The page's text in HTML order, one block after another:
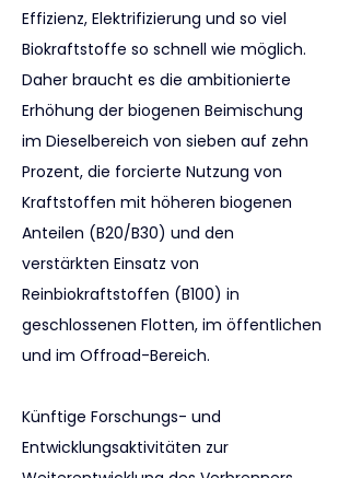
Effizienz, Elektrifizierung und so viel
Biokraftstoffe so schnell wie möglich.
Daher braucht es die ambitionierte
Erhöhung der biogenen Beimischung
im Dieselbereich von sieben auf zehn
Prozent, die forcierte Nutzung von
Kraftstoffen mit höheren biogenen
Anteilen (B20/B30) und den
verstärkten Einsatz von
Reinbiokraftstoffen (B100) in
geschlossenen Flotten, im öffentlichen
und im Offroad-Bereich.
Künftige Forschungs- und
Entwicklungsaktivitäten zur